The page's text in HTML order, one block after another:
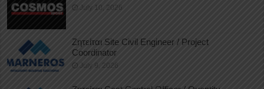
July 10, 2026
Ζητείται Site Civil Engineer / Project
Coordinator
July 9, 2026